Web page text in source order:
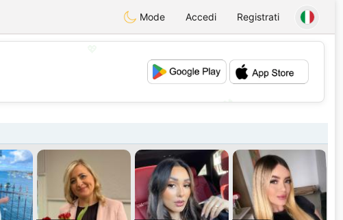
Mode Accedi Registrati